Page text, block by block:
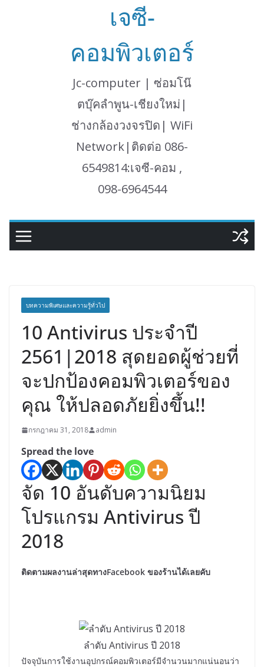
เจซี-
คอมพิวเตอร์
Jc-computer | ซ่อมโน๊
ตบุ๊คลำพูน-เชียงใหม่|
ช่างกล้องวงจรปิด| WiFi
Network|ติดต่อ 086-
6549814:เจซี-คอม ,
098-6964544
บทความพิเศษและความรู้ทั่วไป
10 Antivirus ประจำปี
2561|2018 สุดยอดผู้ช่วยที่
จะปกป้องคอมพิวเตอร์ของ
คุณ ให้ปลอดภัยยิ่งขึ้น!!
กรกฎาคม 31, 2018 admin
Spread the love
จัด 10 อันดับความนิยม
โปรแกรม Antivirus ปี
2018
ติดตามผลงานล่าสุดทางFacebook ของร้านได้เลยคับ
ลำดับ Antivirus ปี 2018
ปัจจุบันการใช้งานอุปกรณ์คอมพิวเตอร์มีจำนวนมากแน่นอนว่า